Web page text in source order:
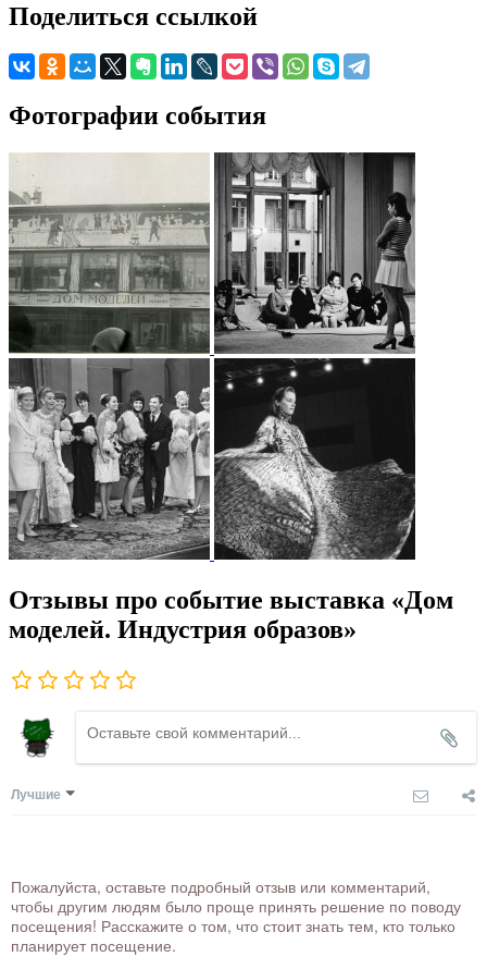
Поделиться ссылкой
Фотографии события
Отзывы про событие выставка «Дом
моделей. Индустрия образов»
Лучшие
Пожалуйста, оставьте подробный отзыв или комментарий,
чтобы другим людям было проще принять решение по поводу
посещения! Расскажите о том, что стоит знать тем, кто только
планирует посещение.